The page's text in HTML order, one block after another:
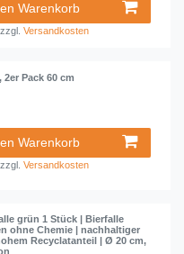
Warenkorb
zzgl.Versandkosten
2er Pack 60 cm
Warenkorb
zzgl.Versandkosten
grün 1 Stück | Bierfalle
ohne Chemie | nachhaltiger
Recyclatanteil | Ø 20 cm,